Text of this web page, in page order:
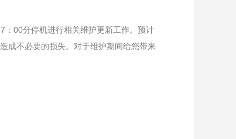
：00分停机进行相关维护更新工作。预计
成不必要的损失。对于维护期间给您带来